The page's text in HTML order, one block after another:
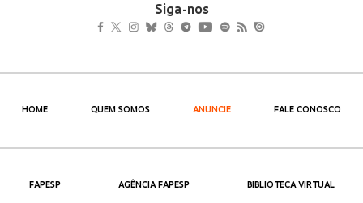
Siga-nos
HOME QUEM SOMOS ANUNCIE FALE CONOSCO
FAPESP AGÊNCIA FAPESP BIBLIOTECA VIRTUAL